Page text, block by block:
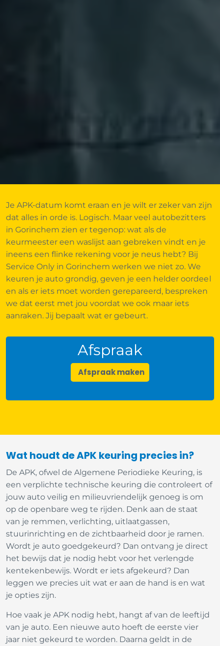
Je APK-datum komt eraan en je wilt er zeker van zijn
dat alles in orde is. Logisch. Maar veel autobezitters
in Gorinchem zien er tegenop: wat als de
keurmeester een waslijst aan gebreken vindt en je
ineens een flinke rekening voor je neus hebt? Bij
Service Only in Gorinchem werken we niet zo. We
keuren je auto grondig, geven je een helder oordeel
en als er iets moet worden gerepareerd, bespreken
we dat eerst met jou voordat we ook maar iets
aanraken. Jij bepaalt wat er gebeurt.
Afspraak
Afspraak maken
Wat houdt de APK keuring precies in?
De APK, ofwel de Algemene Periodieke Keuring, is
een verplichte technische keuring die controleert of
jouw auto veilig en milieuvriendelijk genoeg is om
op de openbare weg te rijden. Denk aan de staat
van je remmen, verlichting, uitlaatgassen,
stuurinrichting en de zichtbaarheid door je ramen.
Wordt je auto goedgekeurd? Dan ontvang je direct
het bewijs dat je nodig hebt voor het verlengde
kentekenbewijs. Wordt er iets afgekeurd? Dan
leggen we precies uit wat er aan de hand is en wat
je opties zijn.
Hoe vaak je APK nodig hebt, hangt af van de leeftijd
van je auto. Een nieuwe auto hoeft de eerste vier
jaar niet gekeurd te worden. Daarna geldt in de